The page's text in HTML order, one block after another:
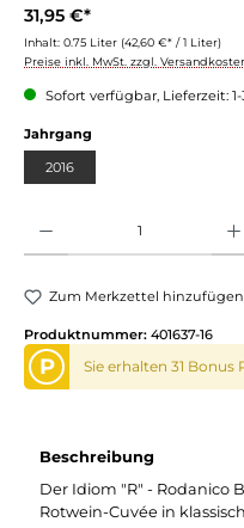
31,95 €*
Inhalt: 0.75 Liter (42,60 €* / 1 Liter)
Preise inkl. MwSt. zzgl.
Sofort verfügbar, Lieferzeit: 1-
Jahrgang
2016
Zum Merkzettel hinzufügen
Produktnummer: 401637-16
P Sie erhalten 31
Beschreibung
Der Idiom "R" - Rodanico
Rotwein-Cuvée in